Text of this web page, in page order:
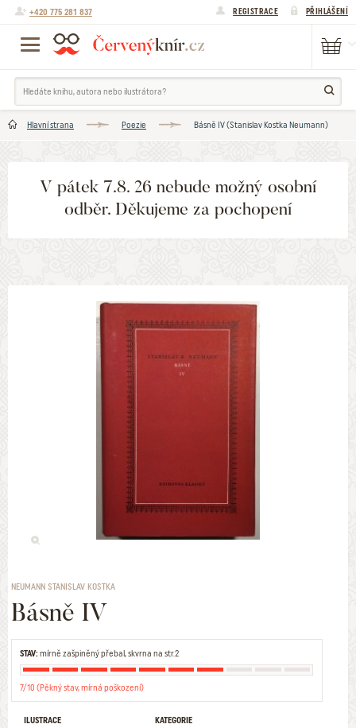
+420 775 281 837 REGISTRACE PŘIHLÁŠENÍ
Hlavní strana Poezie Básně IV (Stanislav Kostka Neumann)
V pátek 7.8. 26 nebude možný osobní
odběr. Děkujeme za pochopení
NEUMANN STANISLAV KOSTKA
Básně IV
STAV:mírně zašpiněný přebal, skvrna na str.2
7/10 (Pěkný stav, mírná poškození)
ILUSTRACE
KATEGORIE